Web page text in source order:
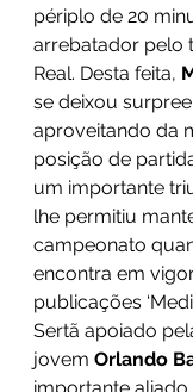
périplo de 20
arrebatador pelo
Real. Desta feita,
se deixou
aproveitando da
posição de
um importante
lhe permitiu
campeonato
encontra em
publicações
Sertã apoiado
jovem Orlando